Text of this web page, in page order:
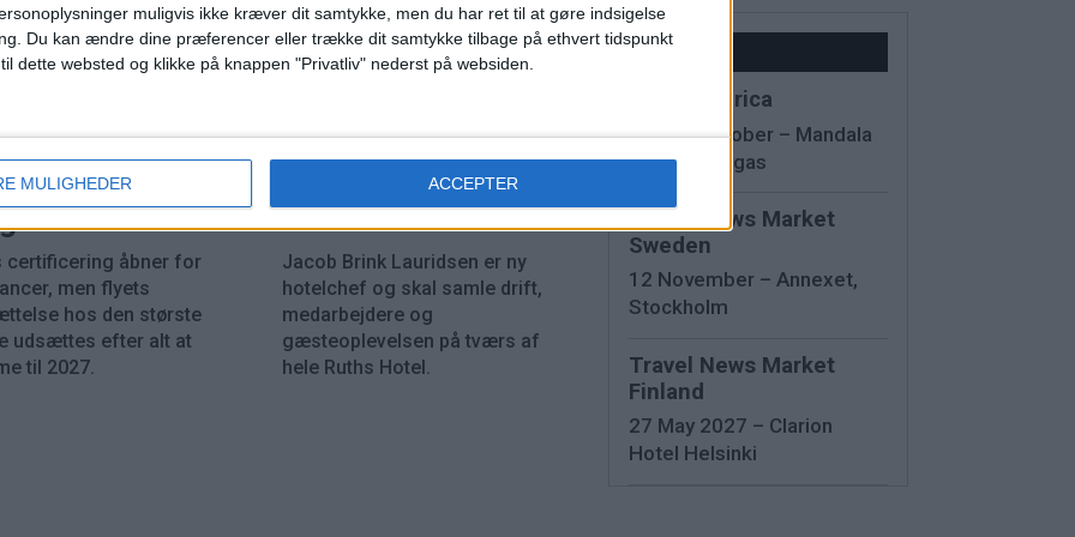
muligvis ikke kræver dit samtykke, men du har ret til at gøre indsigelse
Du kan ændre dine præferencer eller trække dit samtykke tilbage på ethvert tidspunkt
dette websted og klikke på knappen "Privatliv" nederst på websiden.
MULIGHEDER ACCEPTER
737 MAX 7
certificering åbner for
men flyets
hos den største
udsættes efter alt at
til 2027.
Ruths Hotel henter
hotelchef internt
Jacob Brink Lauridsen er ny
hotelchef og skal samle drift,
medarbejdere og
gæsteoplevelsen på tværs af
hele Ruths Hotel.
Kalender
IMEX America
13 - 15 October – Mandala
Bay, Las Vegas
Travel News Market
Sweden
12 November – Annexet,
Stockholm
Travel News Market
Finland
27 May 2027 – Clarion
Hotel Helsinki